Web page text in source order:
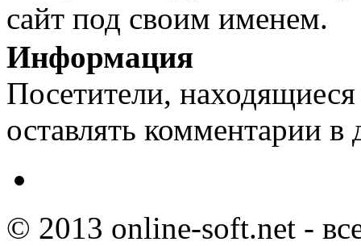
сайт под своим именем.
Информация
Посетители,
оставлять комментарии в
© 2013 online-soft.net -